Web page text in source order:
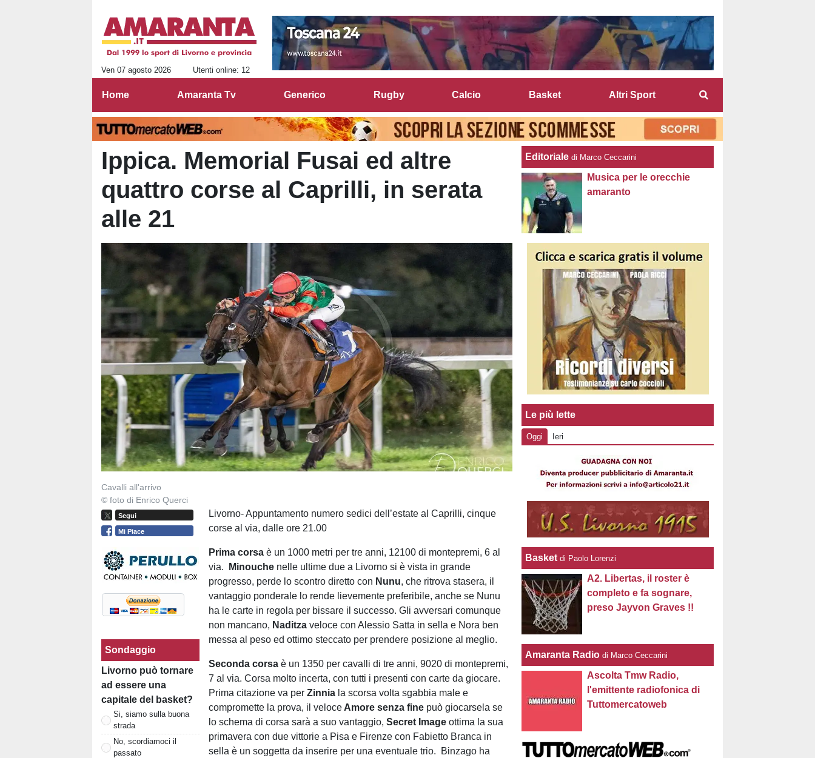
Ven 07 agosto 2026 Utenti online: 12
Home Amaranta Tv Generico Rugby Calcio Basket Altri Sport
Ippica. Memorial Fusai ed altre
quattro corse al Caprilli, in serata
alle 21
Cavalli all'arrivo
© foto di Enrico Querci
Segui
Mi Piace
Sondaggio
Livorno può tornare
ad essere una
capitale del basket?
Si, siamo sulla buona
strada
No, scordiamoci il
passato
Livorno- Appuntamento numero sedici dell’estate al Caprilli, cinque
corse al via, dalle ore 21.00
Prima corsa è un 1000 metri per tre anni, 12100 di montepremi, 6 al
via.
Minouche nelle ultime due a Livorno si è vista in grande
progresso, perde lo scontro diretto con Nunu, che ritrova stasera, il
vantaggio ponderale lo rende lievemente preferibile, anche se Nunu
ha le carte in regola per bissare il successo. Gli avversari comunque
non mancano, Naditza veloce con Alessio Satta in sella e Nora ben
messa al peso ed ottimo steccato per prendere posizione al meglio.
Seconda corsa è un 1350 per cavalli di tre anni, 9020 di montepremi,
7 al via. Corsa molto incerta, con tutti i presenti con carte da giocare.
Prima citazione va perZinnia la scorsa volta sgabbia male e
compromette la prova, il veloce Amore senza fine può giocarsela se
lo schema di corsa sarà a suo vantaggio,Secret Imageottima la sua
primavera con due vittorie a Pisa e Firenze con Fabietto Branca in
sella è un soggetta da inserire per una eventuale trio. Binzago ha
Editoriale di Marco Ceccarini
Musica per le orecchie
amaranto
Le più lette
Oggi Ieri
Basket di Paolo Lorenzi
A2. Libertas, il roster è
completo e fa sognare,
preso Jayvon Graves !!
Amaranta Radio di Marco Ceccarini
Ascolta Tmw Radio,
l'emittente radiofonica di
Tuttomercatoweb